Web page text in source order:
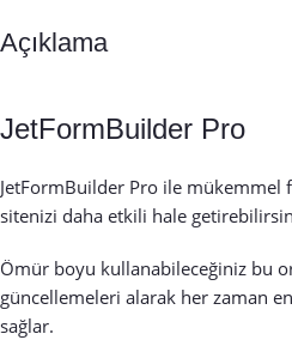
Açıklama
JetFormBuilder Pro
JetFormBuilder Pro ile
sitenizi daha etkili hale
Ömür boyu kullanabileceğiniz bu
güncellemeleri alarak her zaman
sağlar.